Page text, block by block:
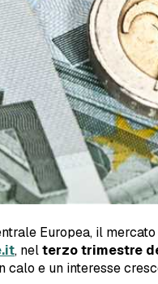
Europea, il
, nelterzo trimestre
calo e un interesse